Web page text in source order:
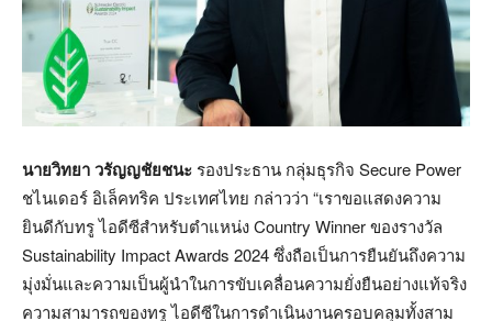
นายวิทยา วรัญญชัยชนะ รองประธาน กลุ่มธุรกิจ Secure Power
ชไนเดอร์ อิเล็คทริค ประเทศไทย กล่าวว่า “เราขอแสดงความ
ยินดีกับทรู ไอดีซีสำหรับตำแหน่งCountry Winnerของรางวัล
Sustainability Impact Awards 2024ซึ่งถือเป็นการยืนยันถึงความ
มุ่งมั่นและความเป็นผู้นำในการขับเคลื่อนความยั่งยืนอย่างแท้จริง
ความสามารถของทรู ไอดีซีในการดำเนินงานครอบคลุมทั้งสาม